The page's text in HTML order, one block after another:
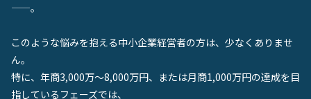
——。
このような悩みを抱える中小企業経営者の方は、少なくありませ
ん。
特に、年商3,000万〜8,000万円、または月商1,000万円の達成を目
指しているフェーズでは、